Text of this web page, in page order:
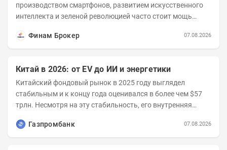
производством смартфонов, развитием искусственного
интеллекта и зеленой революцией часто стоит мощь
Финам Брокер
07.08.2026
Китай в 2026: от EV до ИИ и энергетики
Китайский фондовый рынок в 2025 году выглядел
стабильным и к концу года оценивался в более чем $57
трлн. Несмотря на эту стабильность, его внутренняя
Газпромбанк
07.08.2026